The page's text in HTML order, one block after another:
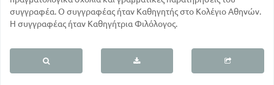
συγγραφέα. Ο συγγραφέας ήταν Καθηγητής στο Κολέγιο Αθηνών.
Η συγγραφέας ήταν Καθηγήτρια Φιλόλογος.